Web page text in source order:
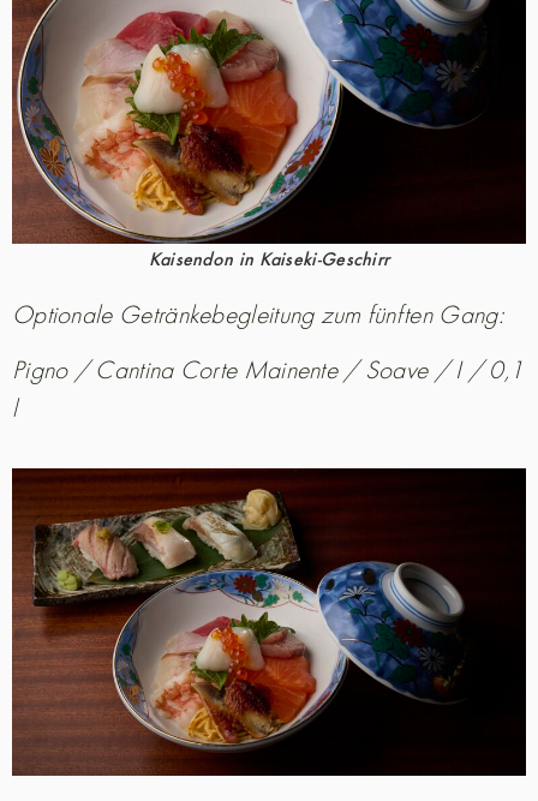
Kaisendon in Kaiseki-Geschirr
Optionale Getränkebegleitung zum fünften Gang:
Pigno / Cantina Corte Mainente / Soave / I / 0,1
l